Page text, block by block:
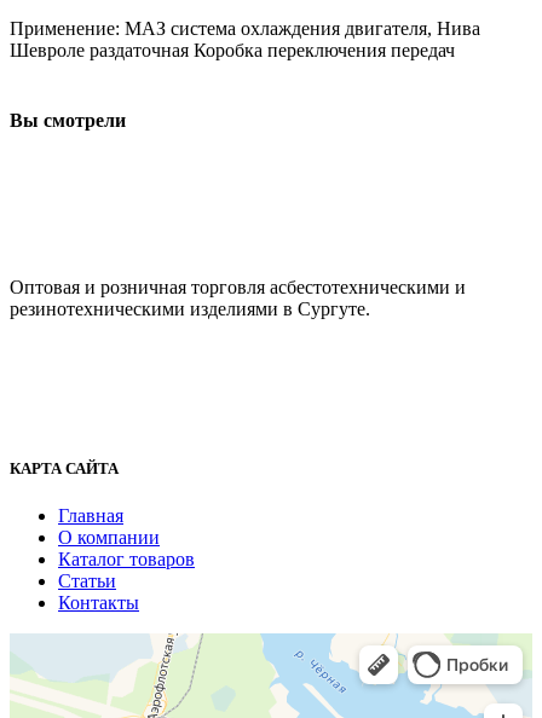
Применение: МАЗ система охлаждения двигателя, Нива
Шевроле раздаточная Коробка переключения передач
Вы смотрели
Оптовая и розничная торговля асбестотехническими и
резинотехническими изделиями в Сургуте.
КАРТА САЙТА
Главная
О компании
Каталог товаров
Статьи
Контакты